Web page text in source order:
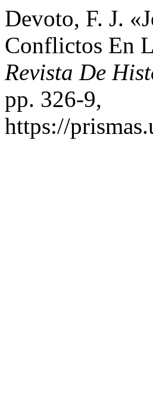
Devoto, F. J.
Conflictos En
Revista De
pp. 326-9,
https://